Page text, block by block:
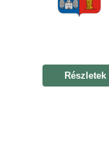
Részletek